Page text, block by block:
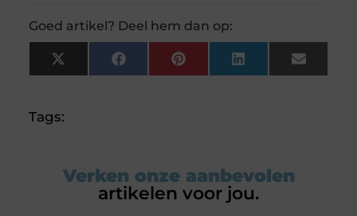
Goed artikel? Deel hem dan op:
X
(Twitter)
FacebookPinterestLinkedInEmail
Tags:
Verken onze aanbevolen
artikelen voor jou.